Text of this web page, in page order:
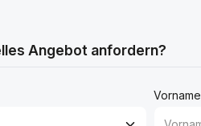
Angebot anfordern?
Vorname